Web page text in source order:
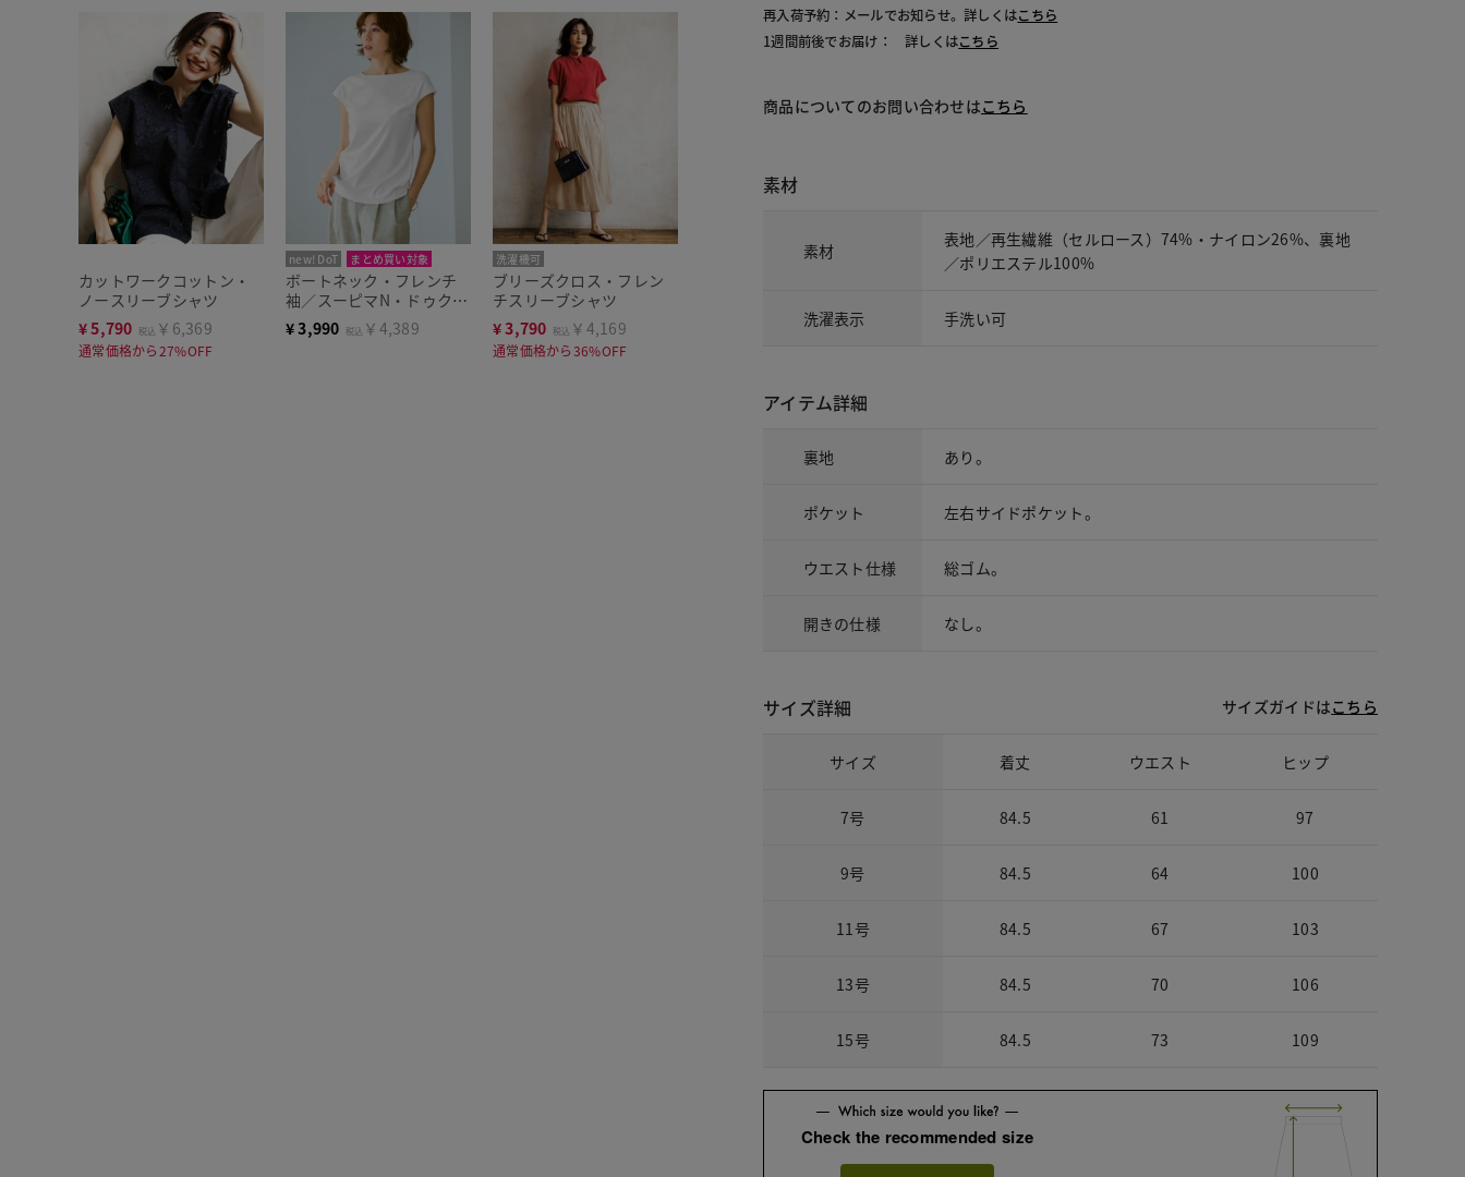
カットワークコットン・
ノースリーブシャツ
¥5,790 税込 ￥6,369
通常価格から27%OFF
new! DoT まとめ買い対象
ボートネック・フレンチ
袖／スーピマN・ドゥクラ
ッセTシャツ
¥3,990 税込 ￥4,389
洗濯機可
ブリーズクロス・フレン
チスリーブシャツ
¥3,790 税込 ￥4,169
通常価格から36%OFF
再入荷予約：メールでお知らせ。詳しくはこちら
1週間前後でお届け： 詳しくはこちら
商品についてのお問い合わせはこちら
素材
素材
表地／再生繊維（セルロース）74%・ナイロン26%、裏地
／ポリエステル100%
洗濯表示 手洗い可
アイテム詳細
裏地 あり。
ポケット 左右サイドポケット。
ウエスト仕様 総ゴム。
開きの仕様 なし。
サイズ詳細 サイズガイドはこちら
サイズ 着丈 ウエスト ヒップ
7号 84.5 61 97
9号 84.5 64 100
11号 84.5 67 103
13号 84.5 70 106
15号 84.5 73 109
Check the recommended size